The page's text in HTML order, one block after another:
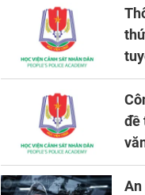
đề